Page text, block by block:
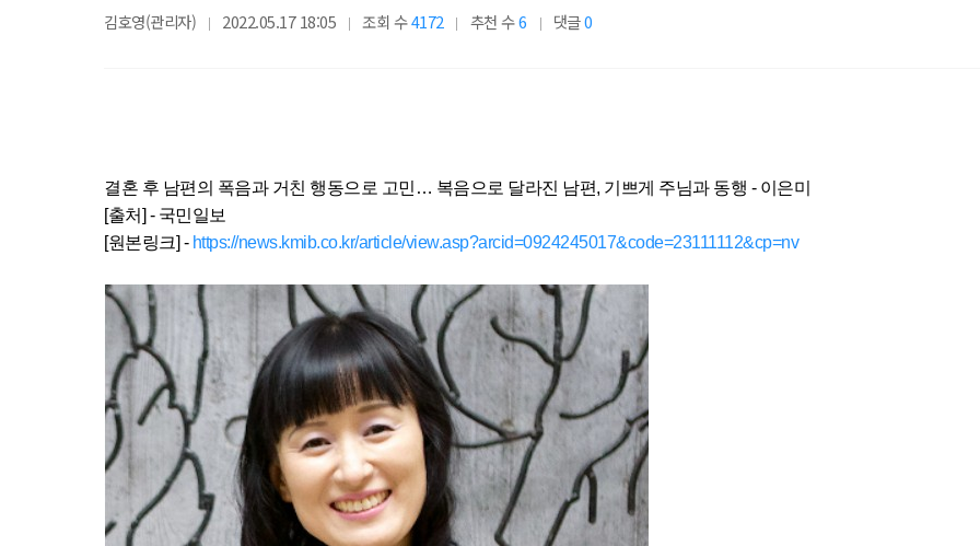
김호영(관리자) 2022.05.17 18:05 조회 수4172 추천 수6 댓글0
결혼 후 남편의 폭음과 거친 행동으로 고민… 복음으로 달라진 남편, 기쁘게 주님과 동행 - 이은미
[출처] - 국민일보
[원본링크] - https://news.kmib.co.kr/article/view.asp?arcid=0924245017&code=23111112&cp=nv